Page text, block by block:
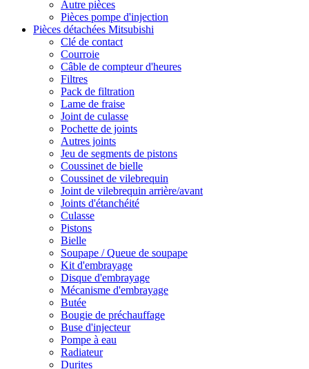
Autre pièces
Pièces pompe d'injection
Pièces détachées Mitsubishi
Clé de contact
Courroie
Câble de compteur d'heures
Filtres
Pack de filtration
Lame de fraise
Joint de culasse
Pochette de joints
Autres joints
Jeu de segments de pistons
Coussinet de bielle
Coussinet de vilebrequin
Joint de vilebrequin arrière/avant
Joints d'étanchéité
Culasse
Pistons
Bielle
Soupape / Queue de soupape
Kit d'embrayage
Disque d'embrayage
Mécanisme d'embrayage
Butée
Bougie de préchauffage
Buse d'injecteur
Pompe à eau
Radiateur
Durites